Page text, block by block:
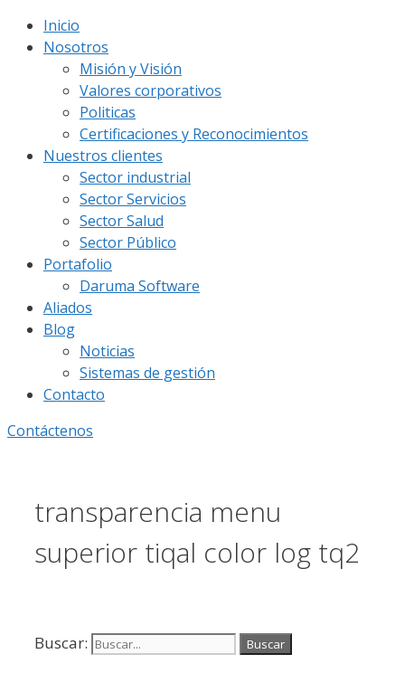
Inicio
Nosotros
Misión y Visión
Valores corporativos
Politicas
Certificaciones y Reconocimientos
Nuestros clientes
Sector industrial
Sector Servicios
Sector Salud
Sector Público
Portafolio
Daruma Software
Aliados
Blog
Noticias
Sistemas de gestión
Contacto
Contáctenos
transparencia menu
superior tiqal color log tq2
Buscar: